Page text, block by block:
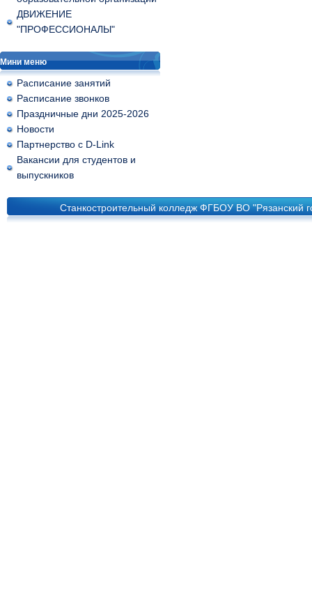
ДВИЖЕНИЕ
"ПРОФЕССИОНАЛЫ"
Мини меню
Расписание занятий
Расписание звонков
Праздничные дни 2025-2026
Новости
Партнерство с D-Link
Вакансии для студентов и
выпускников
Станкостроительный колледж ФГБОУ ВО "Рязанский